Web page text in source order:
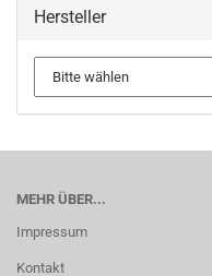
Hersteller
MEHR ÜBER...
Impressum
Kontakt